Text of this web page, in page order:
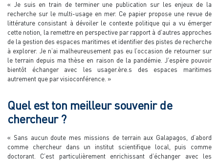
« Je suis en train de terminer une publication sur les enjeux de la
recherche sur le multi-usage en mer. Ce papier propose une revue de
littérature consistant à dévoiler le contexte politique qui a vu émerger
cette notion, la remettre en perspective par rapport à d’autres approches
de la gestion des espaces maritimes et identifier des pistes de recherche
à explorer. Je n’ai malheureusement pas eu l’occasion de retourner sur
le terrain depuis ma thèse en raison de la pandémie. J’espère pouvoir
bientôt échanger avec les usager.ère.s des espaces maritimes
autrement que par visioconférence. »
Quel est ton meilleur souvenir de
chercheur ?
« Sans aucun doute mes missions de terrain aux Galapagos, d’abord
comme chercheur dans un institut scientifique local, puis comme
doctorant. C’est particulièrement enrichissant d’échanger avec les